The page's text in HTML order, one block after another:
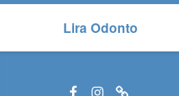
Lira Odonto
Facebook LiraOdonto
Instagram LiraOdonto
Site LiraOdonto